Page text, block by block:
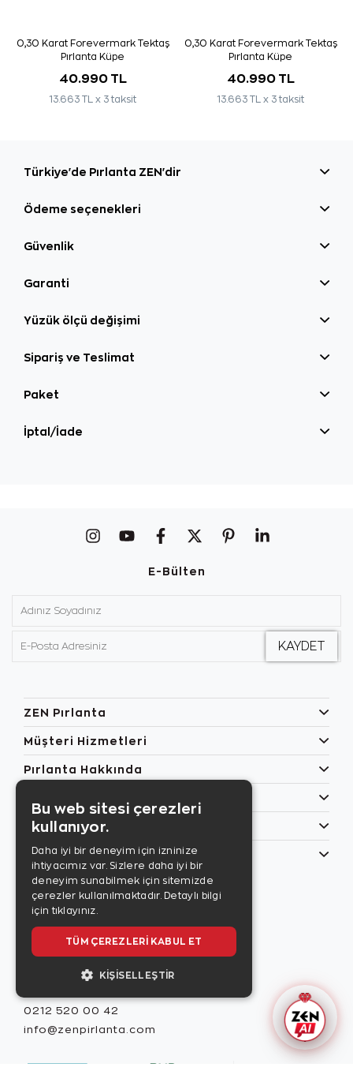
0,30 Karat Forevermark Tektaş
Pırlanta Küpe
40.990 TL
13.663 TL x 3 taksit
0,30 Karat Forevermark Tektaş
Pırlanta Küpe
40.990 TL
13.663 TL x 3 taksit
Türkiye'de Pırlanta ZEN'dir
Ödeme seçenekleri
Güvenlik
Garanti
Yüzük ölçü değişimi
Sipariş ve Teslimat
Paket
İptal/İade
E-Bülten
ZEN Pırlanta
Müşteri Hizmetleri
Pırlanta Hakkında
Özel Günler
Bilgilerim
Son sayıyı
0212 520 00 42
info@zenpirlanta.com
Bu web sitesi çerezleri
kullanıyor.
Daha iyi bir deneyim için izninize
ihtiyacımız var. Sizlere daha iyi bir
deneyim sunabilmek için sitemizde
çerezler kullanılmaktadır. Detaylı bilgi
için tıklayınız.
TÜM ÇEREZLERI KABUL ET
KIŞISELLEŞTIR